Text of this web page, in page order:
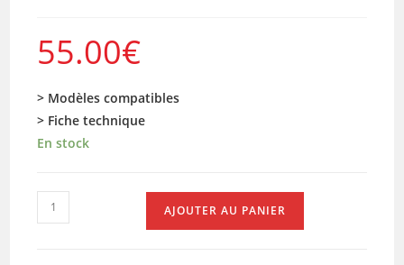
55.00€
> Modèles compatibles
> Fiche technique
En stock
quantité
de
AJOUTER AU PANIER